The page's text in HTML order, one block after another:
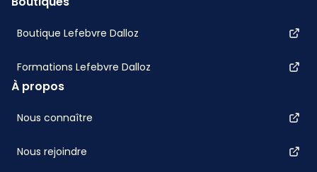
Boutique Lefebvre Dalloz
Formations Lefebvre Dalloz
À propos
Nous connaître
Nous rejoindre